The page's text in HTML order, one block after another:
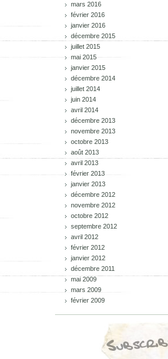
mars 2016
février 2016
janvier 2016
décembre 2015
juillet 2015
mai 2015
janvier 2015
décembre 2014
juillet 2014
juin 2014
avril 2014
décembre 2013
novembre 2013
octobre 2013
août 2013
avril 2013
février 2013
janvier 2013
décembre 2012
novembre 2012
octobre 2012
septembre 2012
avril 2012
février 2012
janvier 2012
décembre 2011
mai 2009
mars 2009
février 2009